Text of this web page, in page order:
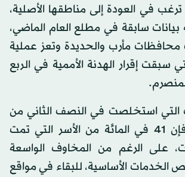
في العودة إلى مناطقها الأصلية،
بيانات سابقة في مطلع العام الماضي،
مأرب والحديدة وتعز عملية
سبقت إقرار الهدنة الأممية في الربع
التي استخلصت في النصف الثاني من
العام المنتهي، فإن 41‎ في المائة‎ من الأسر التي تمت
على الرغم من المخاوف الواسعة
الخدمات الأساسية، للبقاء في مواقع